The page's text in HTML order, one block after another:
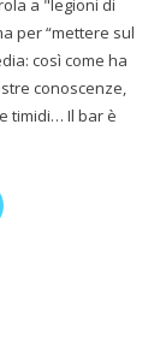
a "legioni di
per “mettere sul
così come ha
conoscenze,
timidi… Il bar è